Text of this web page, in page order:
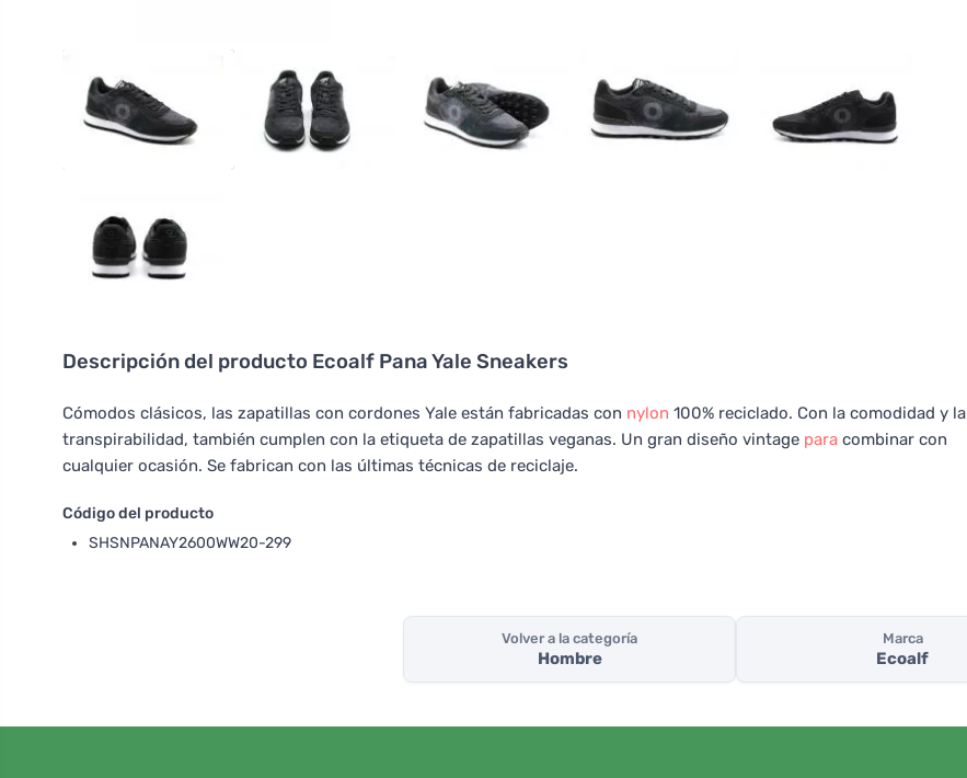
Descripción del producto Ecoalf Pana Yale Sneakers
Cómodos clásicos, las zapatillas con cordones Yale están fabricadas con nylon 100% reciclado. Con la comodidad y la
transpirabilidad, también cumplen con la etiqueta de zapatillas veganas. Un gran diseño vintage para combinar con
cualquier ocasión. Se fabrican con las últimas técnicas de reciclaje.
Código del producto
SHSNPANAY2600WW20-299
Volver a la categoría
Hombre
Marca
Ecoalf